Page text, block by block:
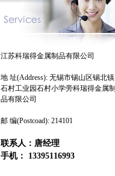
江苏科瑞得金属制品有限公司
地 址(Address): 无锡市锡山区锡北镇
石村工业园石村小学旁科瑞得金属制
品有限公司
邮 编(Postcoad): 214101
联系人：唐经理
手机： 13395116993